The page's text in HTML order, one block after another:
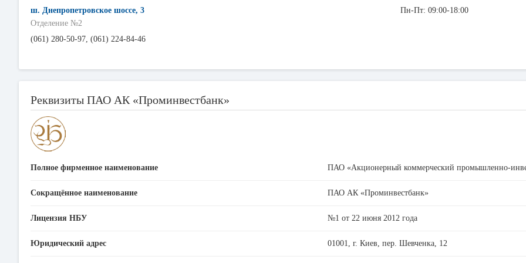
ш. Днепропетровское шоссе, 3
Отделение №2
(061) 280-50-97, (061) 224-84-46
Пн-Пт: 09:00-18:00
Реквизиты ПАО АК «Проминвестбанк»
Полное фирменное наименование ПАО «Акционерный коммерческий промышленно-
Сокращённое наименование ПАО АК «Проминвестбанк»
Лицензия НБУ №1 от 22 июня 2012 года
Юридический адрес 01001, г. Киев, пеp. Шевченка, 12